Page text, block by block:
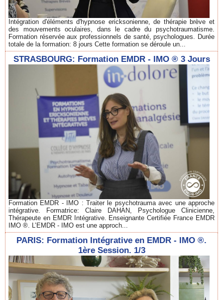
Intégration d'éléments d'hypnose ericksonienne, de thérapie brève et
des mouvements oculaires, dans le cadre du psychotraumatisme.
Formation réservée aux professionnels de santé, psychologues. Durée
totale de la formation: 8 jours Cette formation se déroule un...
STRASBOURG: Formation EMDR - IMO ® 3 Jours
Formation EMDR - IMO : Traiter le psychotrauma avec une approche
intégrative. Formatrice: Claire DAHAN, Psychologue Clinicienne,
Thérapeute en EMDR Intégrative. Enseignante Certifiée France EMDR
IMO ®. L’EMDR - IMO est une approch...
PARIS: Formation Intégrative en EMDR - IMO ®.
1ère Session. 1/3